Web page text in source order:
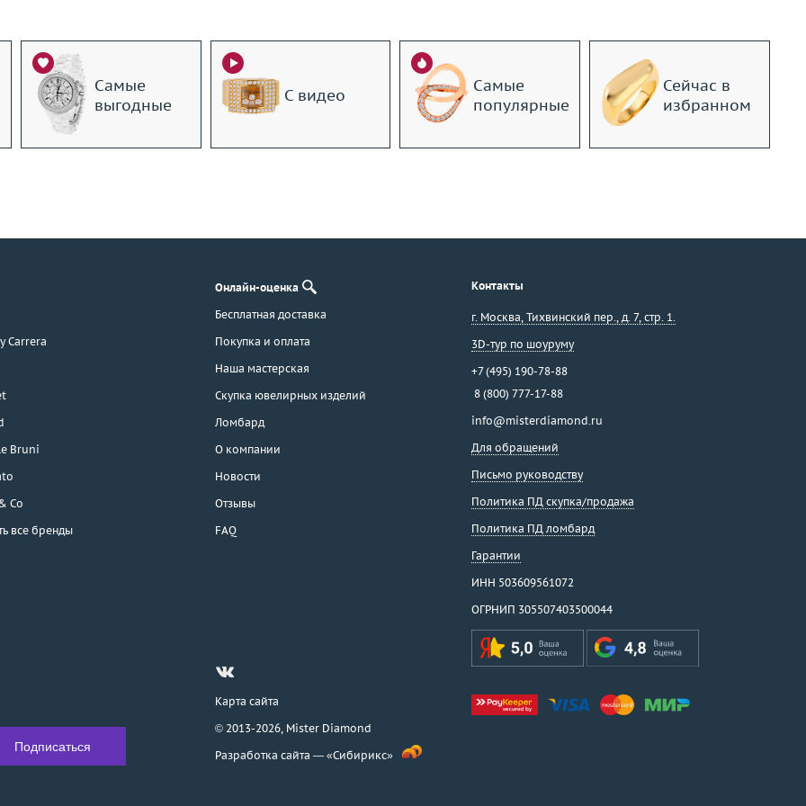
Самые
выгодные
С видео
Самые
популярные
Сейчас в
избранном
Carrera
Bruni
Co
все бренды
Онлайн-оценка
Бесплатная доставка
Покупка и оплата
Наша мастерская
Скупка ювелирных изделий
Ломбард
О компании
Новости
Отзывы
FAQ
Контакты
г. Москва, Тихвинский пер., д. 7, стр. 1.
3D-тур по шоуруму
+7 (495) 190-78-88
8 (800) 777-17-88
info@misterdiamond.ru
Для обращений
Письмо руководству
Политика ПД скупка/продажа
Политика ПД ломбард
Гарантии
ИНН 503609561072
ОГРНИП 305507403500044
Карта сайта
© 2013-2026, Mister Diamond
Разработка сайта — «Сибирикс»